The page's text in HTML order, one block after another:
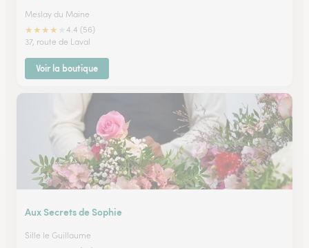
Meslay du Maine
★★★★
4.4 (56)
37, route de Laval
Voir la boutique
Aux Secrets de Sophie
Sille le Guillaume